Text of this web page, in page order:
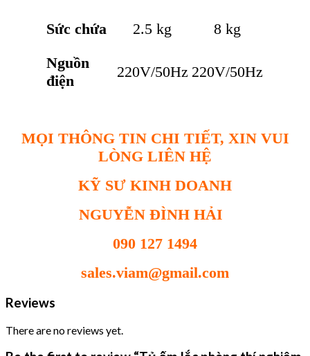
Sức chứa 2.5 kg
8 kg
Nguồn
điện
220V/50Hz 220V/50Hz
MỌI THÔNG TIN CHI TIẾT, XIN VUI
LÒNG LIÊN HỆ
KỸ SƯ KINH DOANH
NGUYỄN ĐÌNH HẢI
090 127 1494
sales.viam@gmail.com
Reviews
There are no reviews yet.